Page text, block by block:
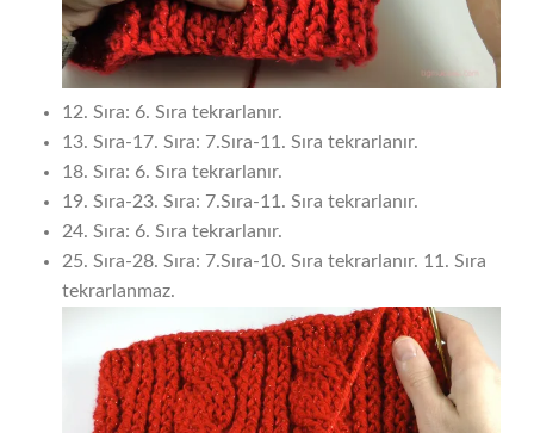
12. Sıra: 6. Sıra tekrarlanır.
13. Sıra-17. Sıra: 7.Sıra-11. Sıra tekrarlanır.
18. Sıra: 6. Sıra tekrarlanır.
19. Sıra-23. Sıra: 7.Sıra-11. Sıra tekrarlanır.
24. Sıra: 6. Sıra tekrarlanır.
25. Sıra-28. Sıra: 7.Sıra-10. Sıra tekrarlanır. 11. Sıra
tekrarlanmaz.